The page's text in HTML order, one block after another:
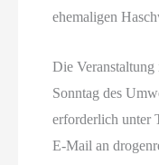
ehemaligen
Die
Sonntag des
erforderlich unter
E-Mail an